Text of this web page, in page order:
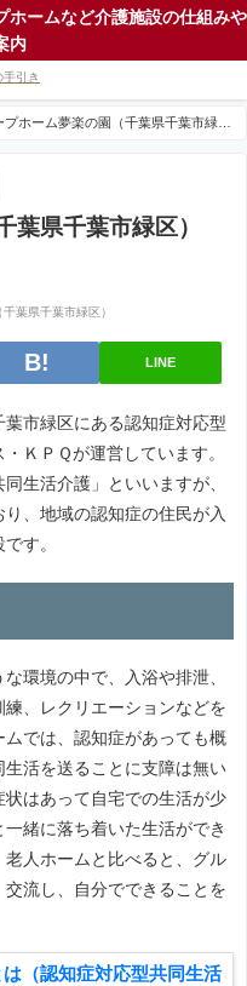
ホームなど介護施設の仕組みや
内
プホーム夢楽の園（千葉県千葉市緑
葉県千葉市緑区）
LINE
市緑区にある認知症対応型
ＫＰＱが運営しています。
生活介護」といいますが、
、地域の認知症の住民が入
す。
環境の中で、入浴や排泄、
、レクリエーションなどを
では、認知症があっても概
活を送ることに支障は無い
はあって自宅での生活が少
緒に落ち着いた生活ができ
人ホームと比べると、グル
流し、自分でできることを
（認知症対応型共同生活